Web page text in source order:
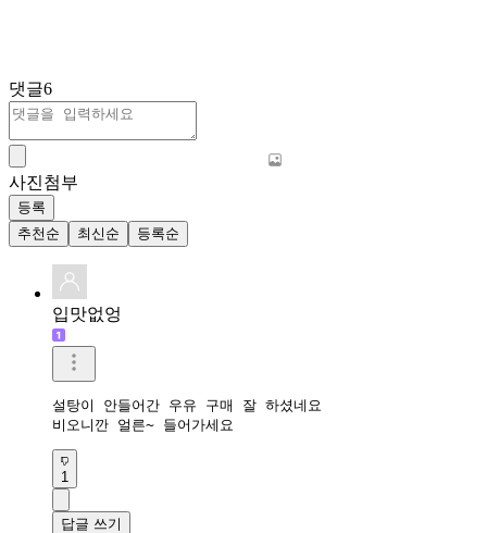
댓글6
사진첨부
등록
추천순
최신순 등록순
입맛없엉
설탕이 안들어간 우유 구매 잘 하셨네요
비오니깐 얼른~ 들어가세요
1
답글 쓰기